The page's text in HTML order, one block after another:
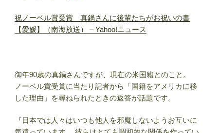
祝ノーベル賞受賞 真鍋さんに後輩たちがお祝いの書
【愛媛】（南海放送） – Yahoo!ニュース
御年90歳の真鍋さんですが、現在の米国籍とのこと。
ノーベル賞受賞に当たり記者から「国籍をアメリカに移
した理由」を尋ねられたときの返答が話題です。
『日本では人々はいつも他人を邪魔しないようお互いに